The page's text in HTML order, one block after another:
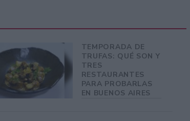
TEMPORADA DE
TRUFAS: QUÉ SON Y
TRES
RESTAURANTES
PARA PROBARLAS
EN BUENOS AIRES